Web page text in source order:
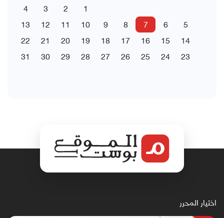
1
2
3
4
5
6
7
8
9
10
11
12
13
14
15
16
17
18
19
20
21
22
23
24
25
26
27
28
29
30
31
اختيار المحرر